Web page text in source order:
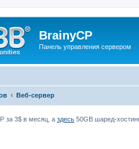
BrainyCP
Панель управления сервером
Веб-сервер
за 3$ в месяц, а здесь 50GB шаред-